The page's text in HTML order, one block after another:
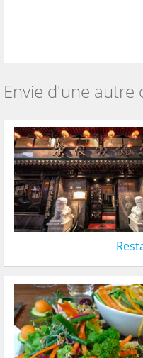
Envie d'une autre